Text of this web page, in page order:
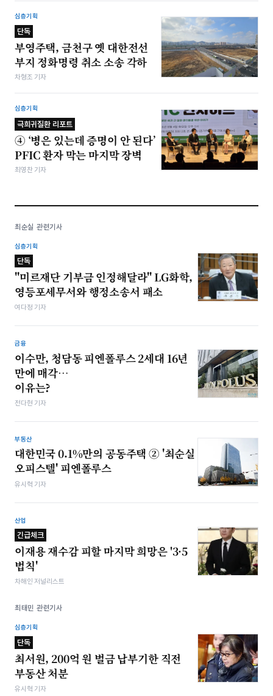
심층기획
단독
부영주택, 금천구 옛 대한전선
부지 정화명령 취소 소송 각하
차형조 기자
심층기획
극희귀질환 리포트
④ ‘병은 있는데 증명이 안 된다’
PFIC 환자 막는 마지막 장벽
최영찬 기자
최순실 관련기사
심층기획
단독
"미르재단 기부금 인정해달라" LG화학,
영등포세무서와 행정소송서 패소
여다정 기자
금융
이수만, 청담동 피엔폴루스 2세대 16년
만에 매각…
이유는?
전다현 기자
부동산
대한민국 0.1%만의 공동주택 ② '최순실
오피스텔' 피엔폴루스
유시혁 기자
산업
긴급체크
이재용 재수감 피할 마지막 희망은 '3·5
법칙'
차해인 저널리스트
최태민 관련기사
심층기획
단독
최서원, 200억 원 벌금 납부기한 직전
부동산 처분
유시혁 기자